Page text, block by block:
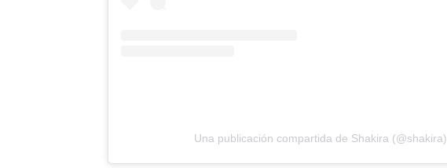
Una publicación compartida de Shakira (@shakira)